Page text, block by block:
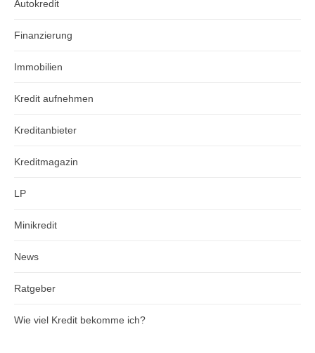
Autokredit
Finanzierung
Immobilien
Kredit aufnehmen
Kreditanbieter
Kreditmagazin
LP
Minikredit
News
Ratgeber
Wie viel Kredit bekomme ich?